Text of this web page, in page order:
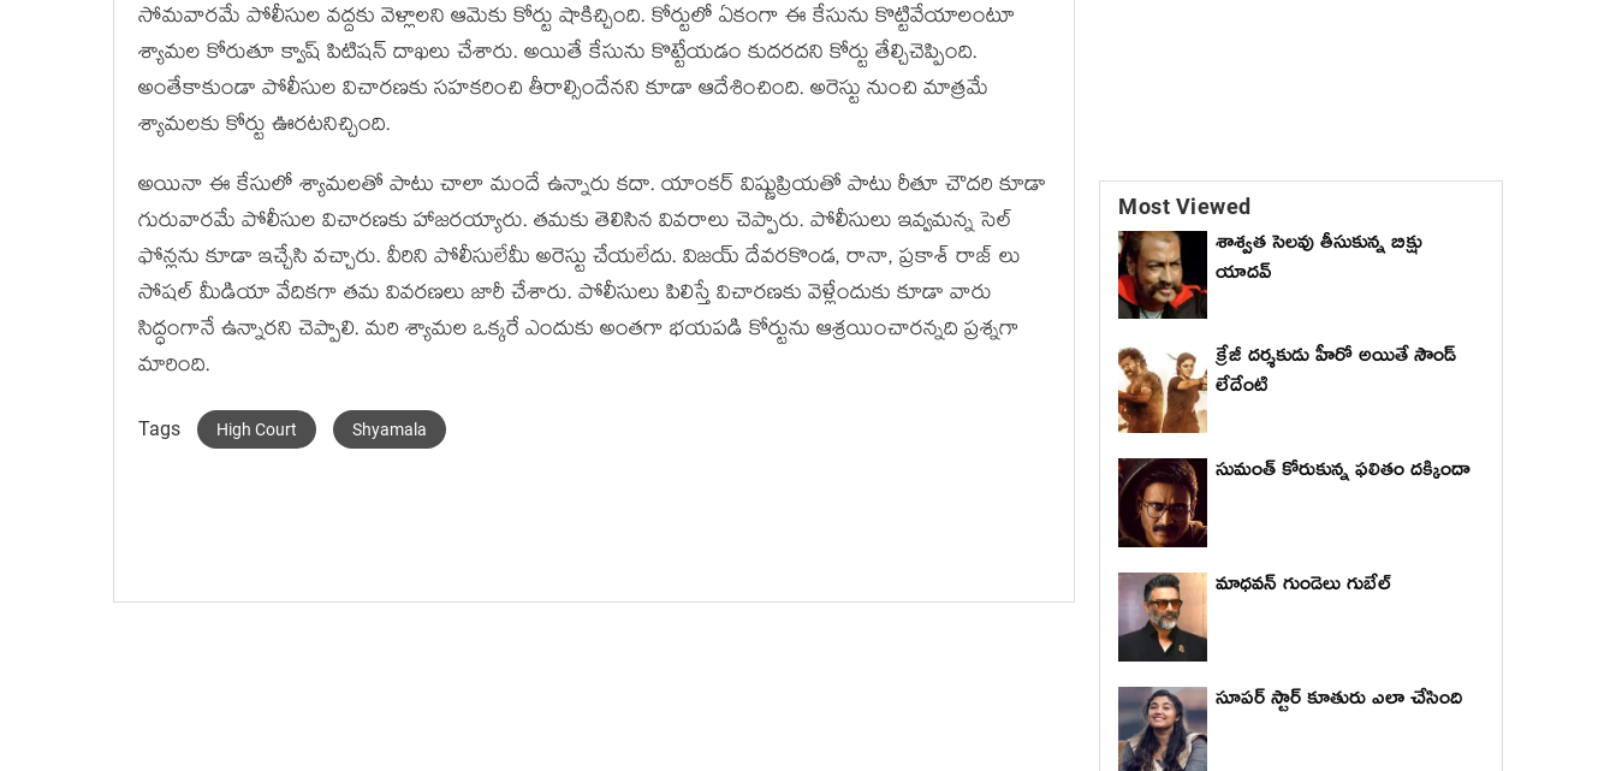
సోమవారమే పోలీసుల వద్దకు వెళ్లాలని ఆమెకు కోర్టు షాకిచ్చింది. కోర్టులో ఏకంగా ఈ కేసును కొట్టివేయాలంటూ
శ్యామల కోరుతూ క్వాష్ పిటిషన్ దాఖలు చేశారు. అయితే కేసును కొట్టేయడం కుదరదని కోర్టు తేల్చిచెప్పింది.
అంతేకాకుండా పోలీసుల విచారణకు సహకరించి తీరాల్సిందేనని కూడా ఆదేశించింది. అరెస్టు నుంచి మాత్రమే
శ్యామలకు కోర్టు ఊరటనిచ్చింది.
అయినా ఈ కేసులో శ్యామలతో పాటు చాలా మందే ఉన్నారు కదా. యాంకర్ విష్ణుప్రియతో పాటు రీతూ చౌదరి కూడా
గురువారమే పోలీసుల విచారణకు హాజరయ్యారు. తమకు తెలిసిన వివరాలు చెప్పారు. పోలీసులు ఇవ్వమన్న సెల్
ఫోన్లను కూడా ఇచ్చేసి వచ్చారు. వీరిని పోలీసులేమీ అరెస్టు చేయలేదు. విజయ్ దేవరకొండ, రానా, ప్రకాశ్ రాజ్ లు
సోషల్ మీడియా వేదికగా తమ వివరణలు జారీ చేశారు. పోలీసులు పిలిస్తే విచారణకు వెళ్లేందుకు కూడా వారు
సిద్ధంగానే ఉన్నారని చెప్పాలి. మరి శ్యామల ఒక్కరే ఎందుకు అంతగా భయపడి కోర్టును ఆశ్రయించారన్నది ప్రశ్నగా
మారింది.
Tags High Court Shyamala
Most Viewed
శాశ్వత సెలవు తీసుకున్న బిక్షు
యాదవ్
క్రేజీ దర్శకుడు హీరో అయితే సౌండ్
లేదేంటి
సుమంత్ కోరుకున్న ఫలితం దక్కిందా
మాధ‌వ‌న్ గుండెలు గుబేల్‌
సూపర్ స్టార్ కూతురు ఎలా చేసింది